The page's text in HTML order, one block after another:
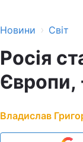
Новини › Світ
Росія
Владислав